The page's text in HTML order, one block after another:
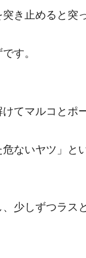
き止めると突
す。
てマルコとポ
ないヤツ」と
少しずつラス